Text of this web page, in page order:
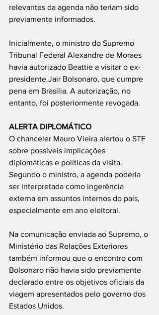
relevantes da agenda não teriam sido
previamente informados.
Inicialmente, o ministro do Supremo
Tribunal Federal Alexandre de Moraes
havia autorizado Beattie a visitar o ex-
presidente Jair Bolsonaro, que cumpre
pena em Brasília. A autorização, no
entanto, foi posteriormente revogada.
ALERTA DIPLOMÁTICO
O chanceler Mauro Vieira alertou o STF
sobre possíveis implicações
diplomáticas e políticas da visita.
Segundo o ministro, a agenda poderia
ser interpretada como ingerência
externa em assuntos internos do país,
especialmente em ano eleitoral.
Na comunicação enviada ao Supremo, o
Ministério das Relações Exteriores
também informou que o encontro com
Bolsonaro não havia sido previamente
declarado entre os objetivos oficiais da
viagem apresentados pelo governo dos
Estados Unidos.